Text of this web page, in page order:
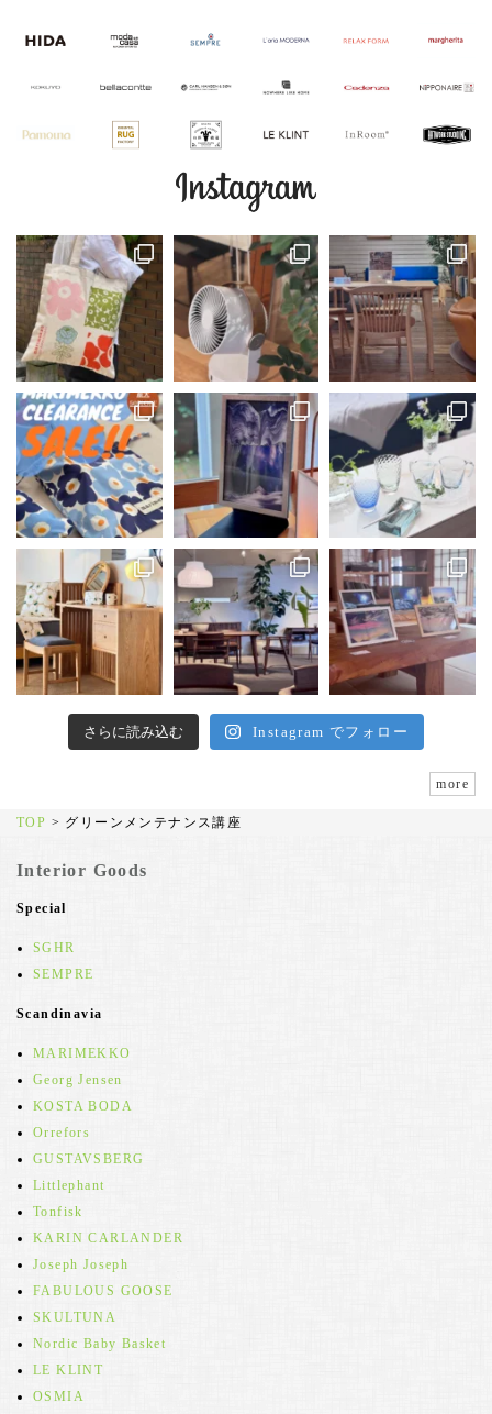
さらに読み込む Instagram でフォロー
more
TOP > グリーンメンテナンス講座
Interior Goods
Special
SGHR
SEMPRE
Scandinavia
MARIMEKKO
Georg Jensen
KOSTA BODA
Orrefors
GUSTAVSBERG
Littlephant
Tonfisk
KARIN CARLANDER
Joseph Joseph
FABULOUS GOOSE
SKULTUNA
Nordic Baby Basket
LE KLINT
OSMIA